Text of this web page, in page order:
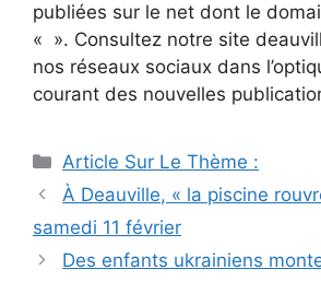
publiées sur le net dont le
« ». Consultez notre site
nos réseaux sociaux dans
courant des nouvelles
Catégories
Article Sur Le Thème :
Navigation
des
À Deauville, « la piscine
samedi 11 février
Des enfants ukrainiens